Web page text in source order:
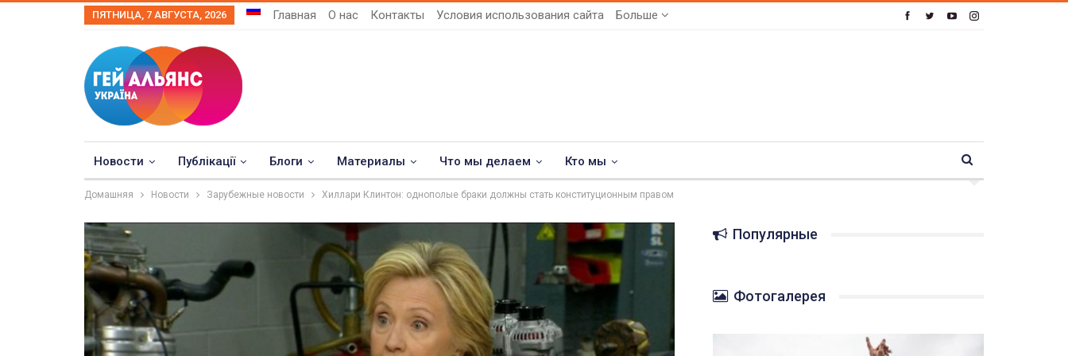
ПЯТНИЦА, 7 АВГУСТА, 2026 Главная О нас Контакты Условия использования сайта Больше
Новости Публікації Блоги Материалы Что мы делаем Кто мы
Домашняя Новости Зарубежные новости Хиллари Клинтон: однополые браки должны стать конституционным правом
Популярные
Фотогалерея